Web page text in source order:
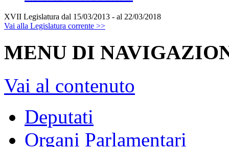
XVII Legislatura dal 15/03/2013 - al 22/03/2018
Vai alla Legislatura corrente >>
MENU DI
Vai al contenuto
Deputati
Organi Parlamentari